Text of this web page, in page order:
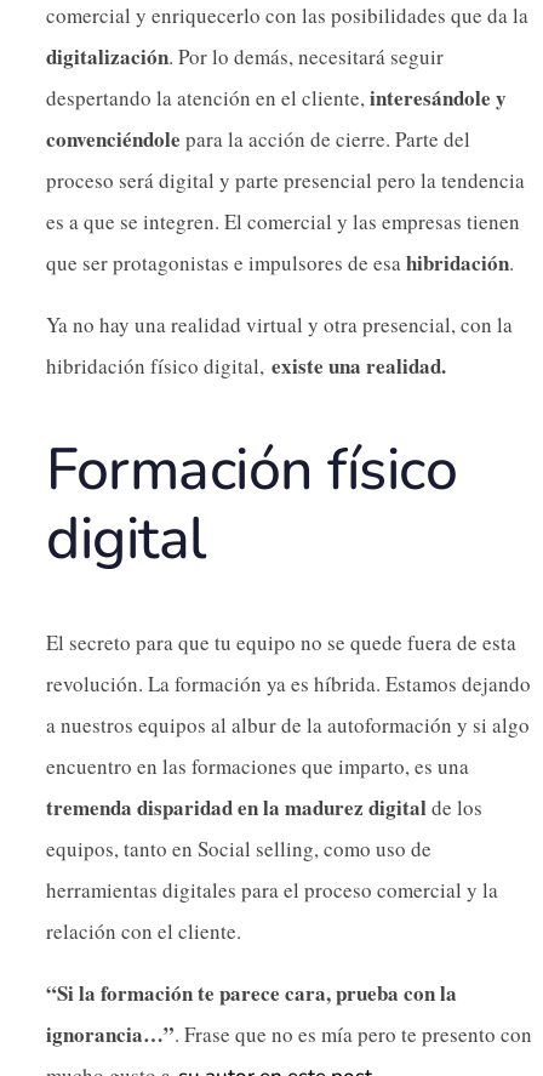
comercial y enriquecerlo con las posibilidades que da la
digitalización. Por lo demás, necesitará seguir
despertando la atención en el cliente,interesándole y
convenciéndole para la acción de cierre. Parte del
proceso será digital y parte presencial pero la tendencia
es a que se integren. El comercial y las empresas tienen
que ser protagonistas e impulsores de esahibridación.
Ya no hay una realidad virtual y otra presencial, con la
hibridación físico digital, existe una realidad.
Formación físico
digital
El secreto para que tu equipo no se quede fuera de esta
revolución. La formación ya es híbrida. Estamos dejando
a nuestros equipos al albur de la autoformación y si algo
encuentro en las formaciones que imparto, es una
tremenda disparidad en la madurez digitalde los
equipos, tanto en Social selling, como uso de
herramientas digitales para el proceso comercial y la
relación con el cliente.
“Si la formación te parece cara, prueba con la
ignorancia…”. Frase que no es mía pero te presento con